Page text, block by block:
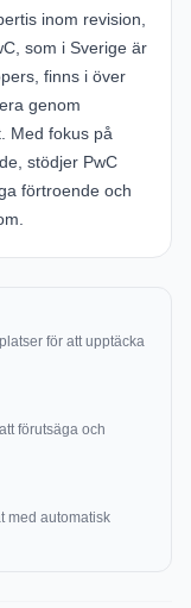
inom revision,
som i Sverige är
finns i över
genom
Med fokus på
stödjer PwC
förtroende och
.
för att upptäcka
förutsäga och
med automatisk